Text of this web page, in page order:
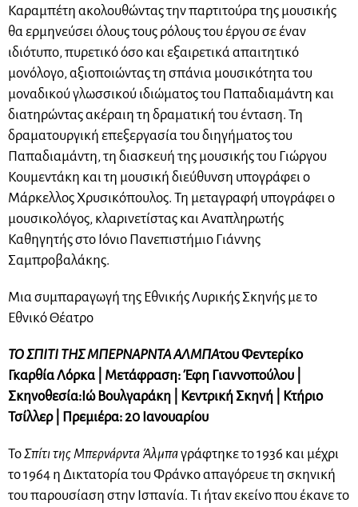
Καραμπέτη ακολουθώντας την παρτιτούρα της μουσικής
θα ερμηνεύσει όλους τους ρόλους του έργου σε έναν
ιδιότυπο, πυρετικό όσο και εξαιρετικά απαιτητικό
μονόλογο, αξιοποιώντας τη σπάνια μουσικότητα του
μοναδικού γλωσσικού ιδιώματος του Παπαδιαμάντη και
διατηρώντας ακέραιη τη δραματική του ένταση. Τη
δραματουργική επεξεργασία του διηγήματος του
Παπαδιαμάντη, τη διασκευή της μουσικής του Γιώργου
Κουμεντάκη και τη μουσική διεύθυνση υπογράφει ο
Μάρκελλος Χρυσικόπουλος. Τη μεταγραφή υπογράφει ο
μουσικολόγος, κλαρινετίστας και Αναπληρωτής
Καθηγητής στο Ιόνιο Πανεπιστήμιο Γιάννης
Σαμπροβαλάκης.
Μια συμπαραγωγή της Εθνικής Λυρικής Σκηνής με το
Εθνικό Θέατρο
ΤΟ ΣΠΙΤΙ ΤΗΣ ΜΠΕΡΝΑΡΝΤΑ ΑΛΜΠΑτου Φεντερίκο
Γκαρθία Λόρκα | Μετάφραση: Έφη Γιαννοπούλου |
Σκηνοθεσία:Ιώ Βουλγαράκη | Κεντρική Σκηνή | Κτήριο
Τσίλλερ | Πρεμιέρα: 20 Ιανουαρίου
ΤοΣπίτι της Μπερνάρντα Άλμπαγράφτηκε το 1936 και μέχρι
το 1964 η Δικτατορία του Φράνκο απαγόρευε τη σκηνική
του παρουσίαση στην Ισπανία. Τι ήταν εκείνο που έκανε το